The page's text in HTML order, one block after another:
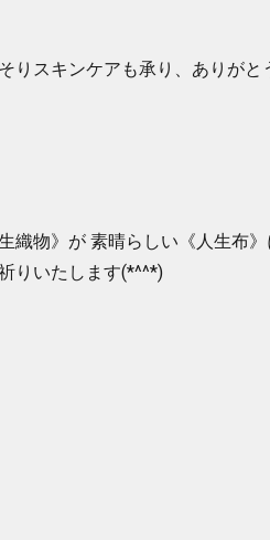
りスキンケアも承り、ありがと
織物》が 素晴らしい《人生布
りいたします(*^^*)